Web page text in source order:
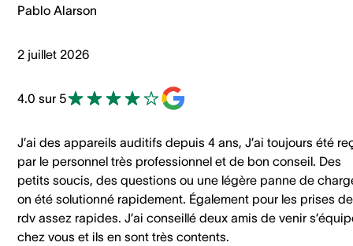
Pablo Alarson
2 juillet 2026
4.0 sur 5
J’ai des appareils auditifs depuis 4 ans, J’ai toujours été
par le personnel très professionnel et de bon conseil. Des
petits soucis, des questions ou une légère panne de
on été solutionné rapidement. Également pour les prises de
rdv assez rapides. J’ai conseillé deux amis de venir
chez vous et ils en sont très contents.